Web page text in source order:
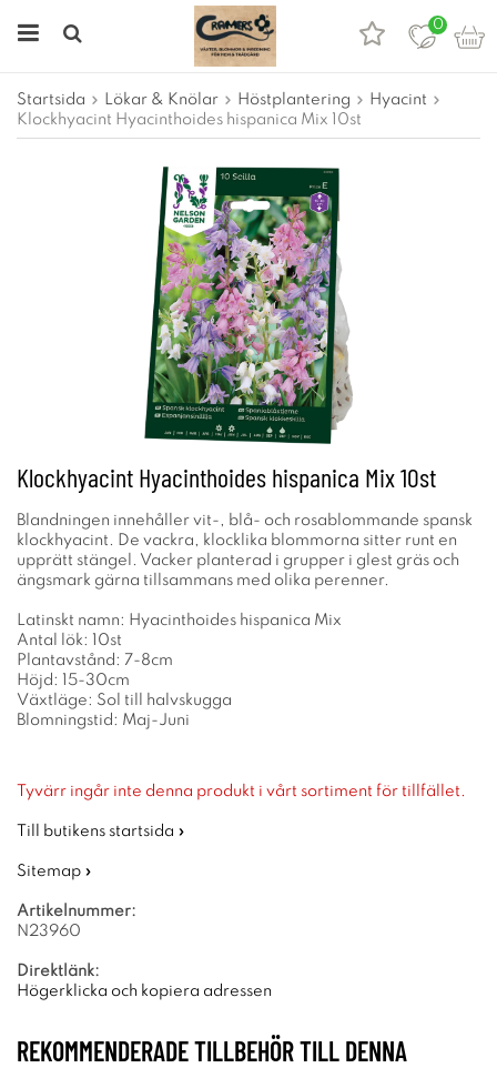
0
Startsida Lökar & Knölar Höstplantering
Hyacint
Klockhyacint Hyacinthoides hispanica Mix 10st
Klockhyacint Hyacinthoides hispanica Mix 10st
Blandningen innehåller vit-, blå- och rosablommande spansk
klockhyacint. De vackra, klocklika blommorna sitter runt en
upprätt stängel. Vacker planterad i grupper i glest gräs och
ängsmark gärna tillsammans med olika perenner.
Latinskt namn: Hyacinthoides hispanica Mix
Antal lök: 10st
Plantavstånd: 7-8cm
Höjd: 15-30cm
Växtläge: Sol till halvskugga
Blomningstid: Maj-Juni
Tyvärr ingår inte denna produkt i vårt sortiment för tillfället.
Till butikens startsida »
Sitemap »
Artikelnummer:
N23960
Direktlänk:
Högerklicka och kopiera adressen
REKOMMENDERADE TILLBEHÖR TILL DENNA